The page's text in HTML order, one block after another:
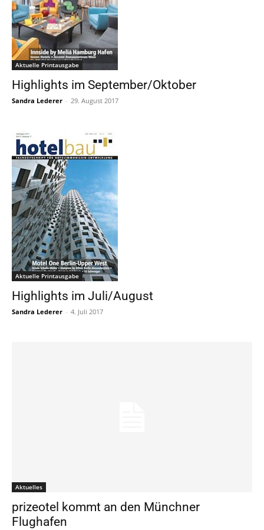
Aktuelle Printausgabe
Highlights im September/Oktober
Sandra Lederer - 29. August 2017
Aktuelle Printausgabe
Highlights im Juli/August
Sandra Lederer - 4. Juli 2017
Aktuelles
prizeotel kommt an den Münchner
Flughafen